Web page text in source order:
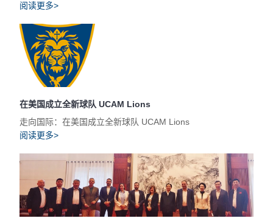
阅读更多>
在美国成立全新球队 UCAM Lions
走向国际：在美国成立全新球队 UCAM Lions
阅读更多>